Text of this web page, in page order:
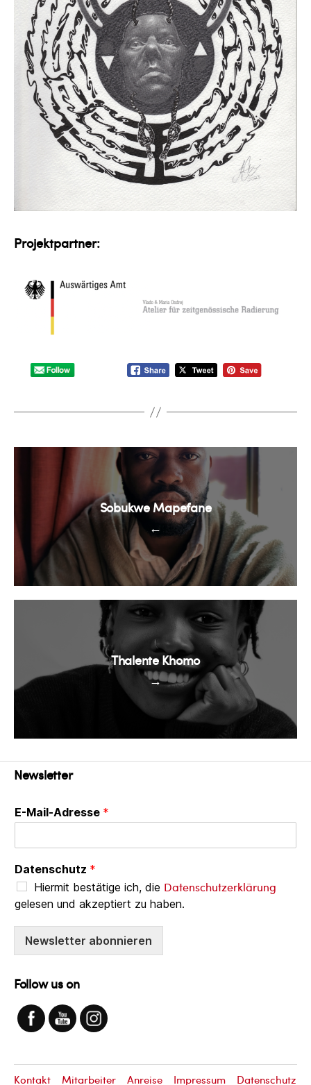
Projektpartner:
←
Sobukwe Mapefane
→
Thalente Khomo
Newsletter
E-Mail-Adresse *
Datenschutz *
Hiermit bestätige ich, die Datenschutzerklärung
gelesen und akzeptiert zu haben.
Newsletter abonnieren
Follow us on
Kontakt Mitarbeiter Anreise Impressum Datenschutz